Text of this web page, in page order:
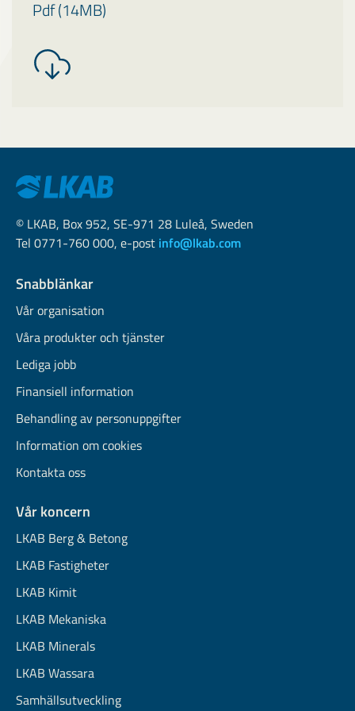
Pdf (14MB)
© LKAB, Box 952, SE-971 28 Luleå, Sweden
Tel 0771-760 000, e-post info@lkab.com
Snabblänkar
Vår organisation
Våra produkter och tjänster
Lediga jobb
Finansiell information
Behandling av personuppgifter
Information om cookies
Kontakta oss
Vår koncern
LKAB Berg & Betong
LKAB Fastigheter
LKAB Kimit
LKAB Mekaniska
LKAB Minerals
LKAB Wassara
Samhällsutveckling